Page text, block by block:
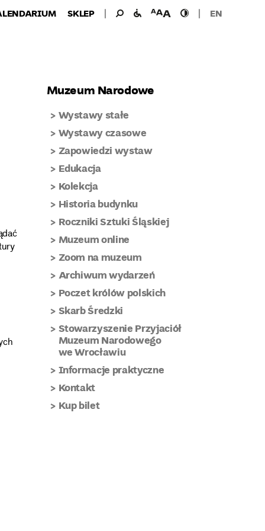
SKLEP Wyszukaj
Wyszukiwanie
dla:
udogodnieniawielkość
czcionki
wysoki
kontrast
EN
Muzeum Narodowe
Wystawy stałe
Wystawy czasowe
Zapowiedzi wystaw
Edukacja
Kolekcja
Historia budynku
Roczniki Sztuki Śląskiej
Muzeum online
Zoom na muzeum
Archiwum wydarzeń
Poczet królów polskich
Skarb Średzki
Stowarzyszenie Przyjaciół
Muzeum Narodowego
we Wrocławiu
Informacje praktyczne
Kontakt
Kup bilet